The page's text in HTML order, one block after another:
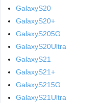
GalaxyS20
GalaxyS20+
GalaxyS205G
GalaxyS20Ultra
GalaxyS21
GalaxyS21+
GalaxyS215G
GalaxyS21Ultra